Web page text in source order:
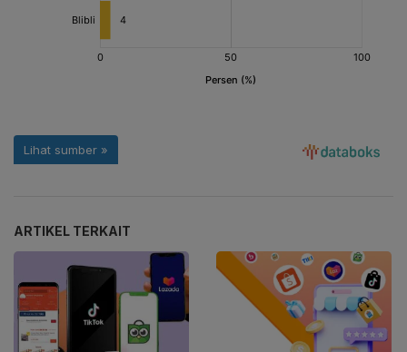
ARTIKEL TERKAIT